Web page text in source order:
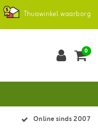
Thuiswinkel waarborg
0
Online sinds 2007